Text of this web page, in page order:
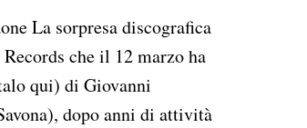
La sorpresa discografica
che il 12 marzo ha
qui) di Giovanni
dopo anni di attività